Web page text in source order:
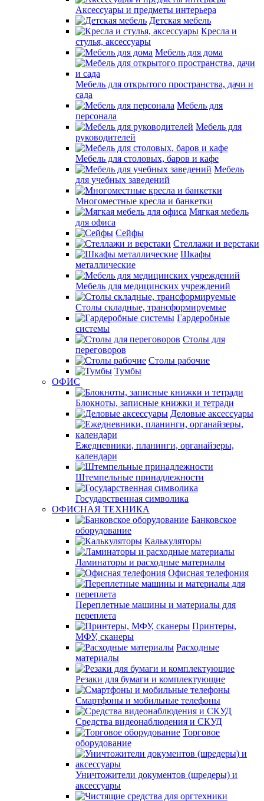
Аксессуары и предметы интерьера
Детская мебель
Кресла и
стулья, аксессуары
Мебель для дома
Мебель для открытого пространства, дачи и
сада
Мебель для
персонала
Мебель для
руководителей
Мебель для столовых, баров и кафе
Мебель
для учебных заведений
Многоместные кресла и банкетки
Мягкая мебель
для офиса
Сейфы
Стеллажи и верстаки
Шкафы
металлические
Мебель для медицинских учреждений
Столы складные, трансформируемые
Гардеробные
системы
Столы для
переговоров
Столы рабочие
Тумбы
ОФИС
Блокноты, записные книжки и тетради
Деловые аксессуары
Ежедневники, планинги, органайзеры,
календари
Штемпельные принадлежности
Государственная символика
ОФИСНАЯ ТЕХНИКА
Банковское
оборудование
Калькуляторы
Ламинаторы и расходные материалы
Офисная телефония
Переплетные машины и материалы для
переплета
Принтеры,
МФУ, сканеры
Расходные
материалы
Резаки для бумаги и комплектующие
Смартфоны и мобильные телефоны
Средства видеонаблюдения и СКУД
Торговое
оборудование
Уничтожители документов (шредеры) и
аксессуары